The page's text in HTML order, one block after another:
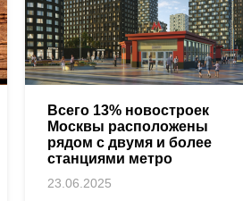
Всего 13% новостроек
Москвы расположены
рядом с двумя и более
станциями метро
23.06.2025